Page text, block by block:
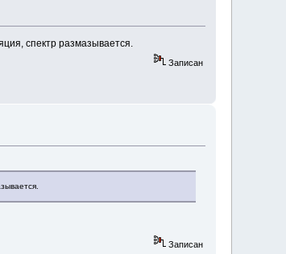
спектр размазывается.
Записан
Записан